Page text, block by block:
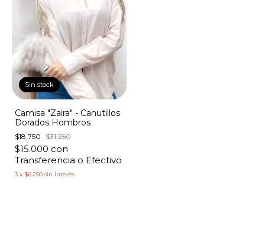
Sin stock
Camisa "Zaira" - Canutillos
Dorados Hombros
$18.750 $31.250
$15.000 con
Transferencia o Efectivo
3 x $6.250 sin interés